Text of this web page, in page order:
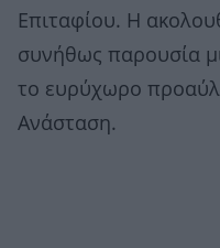
Επιταφίου. Η
συνήθως παρουσία
το ευρύχωρο
Ανάσταση.